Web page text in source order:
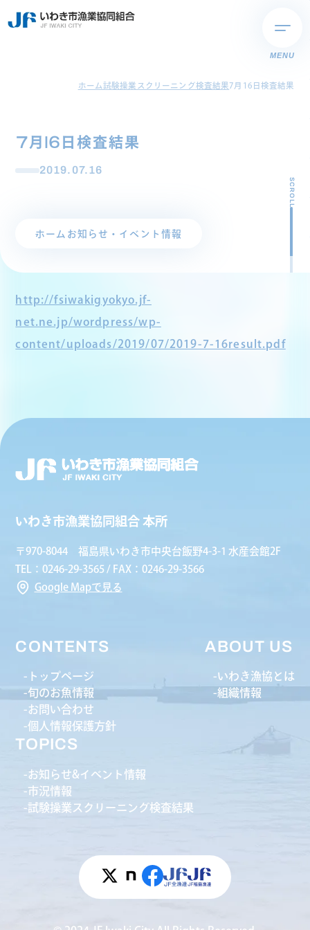
MENU
ホーム試験操業スクリーニング検査結果7月16日検査結果
7月16日検査結果
2019.07.16
ホーム お知らせ・イベント情報
SCROLL
http://fsiwakigyokyo.jf-
net.ne.jp/wordpress/wp-
content/uploads/2019/07/2019-7-16result.pdf
いわき市漁業協同組合 本所
〒970-8044 福島県いわき市中央台飯野4-3-1 水産会館2F
TEL：0246-29-3565 / FAX：0246-29-3566
Google Mapで見る
CONTENTS
トップページ
旬のお魚情報
お問い合わせ
個人情報保護方針
ABOUT US
いわき漁協とは
組織情報
TOPICS
お知らせ&イベント情報
市況情報
試験操業スクリーニング検査結果